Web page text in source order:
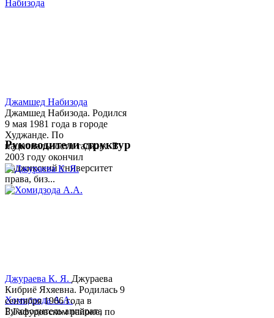
Джамшед Набизода
Джамшед Набизода. Родился
9 мая 1981 года в городе
Худжанде. По
национальности таджик. В
2003 году окончил
Таджикский университет
права, биз...
Хомидзода А.А.
Руководитель аппарата
Руководители структур
Джураева К. Я. Джураева
Кибриё Яхяевна. Родилась 9
сентября 1966 года в
Б.Гафуровском районе, по